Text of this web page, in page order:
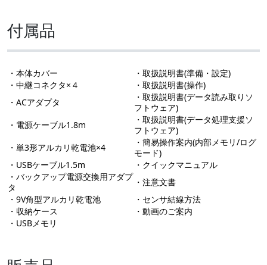
付属品
・本体カバー
・取扱説明書(準備・設定)
・中継コネクタ×４
・取扱説明書(操作)
・ACアダプタ
・取扱説明書(データ読み取りソ
フトウェア)
・電源ケーブル1.8m
・取扱説明書(データ処理支援ソ
フトウェア)
・単3形アルカリ乾電池×4
・簡易操作案内(内部メモリ/ログ
モード)
・USBケーブル1.5m
・クイックマニュアル
・バックアップ電源交換用アダプ
タ
・注意文書
・9V角型アルカリ乾電池
・センサ結線方法
・収納ケース
・動画のご案内
・USBメモリ